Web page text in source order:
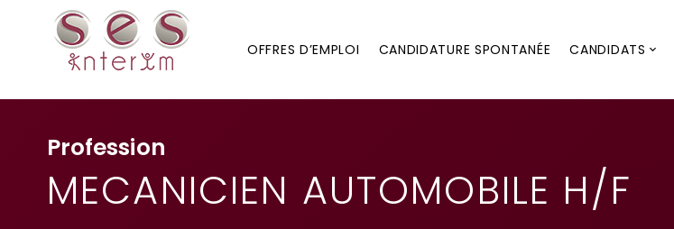
OFFRES D’EMPLOI CANDIDATURE SPONTANÉE CANDIDATS
Profession
MECANICIEN AUTOMOBILE H/F